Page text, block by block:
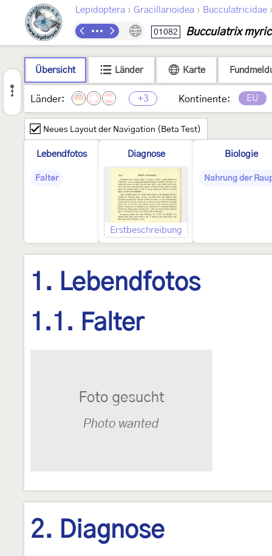
Lepidoptera › Gracillarioidea › Bucculatricidae
01082 Bucculatrix
Übersicht Länder Karte
Länder: +3 Kontinente: EU
Neues Layout der Navigation (Beta Test)
Lebendfotos
Falter
Diagnose
Erstbeschreibung
Biologie
Nahrung der
1. Lebendfotos
1.1. Falter
2. Diagnose